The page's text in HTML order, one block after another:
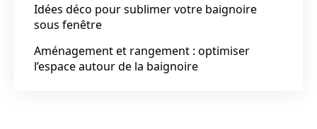
Idées déco pour sublimer votre baignoire
sous fenêtre
Aménagement et rangement : optimiser
l’espace autour de la baignoire